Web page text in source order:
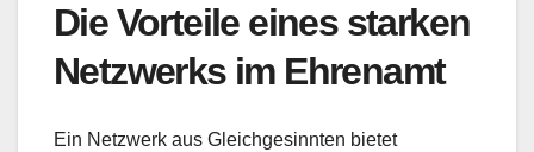
Die Vorteile eines starken
Netzwerks im Ehrenamt
Ein Netzwerk aus Gleichgesinnten bietet